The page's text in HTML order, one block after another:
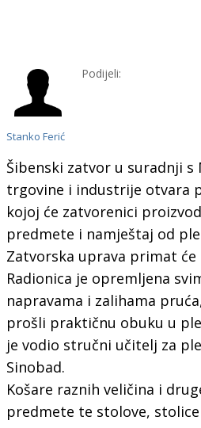
Stanko Ferić
Podijeli:
Šibenski zatvor u suradnji
trgovine i industrije otvara
kojoj će zatvorenici
predmete i namještaj od
Zatvorska uprava primat će
Radionica je opremljena
napravama i zalihama
prošli praktičnu obuku u
je vodio stručni učitelj za
Sinobad.
Košare raznih veličina i
predmete te stolove,